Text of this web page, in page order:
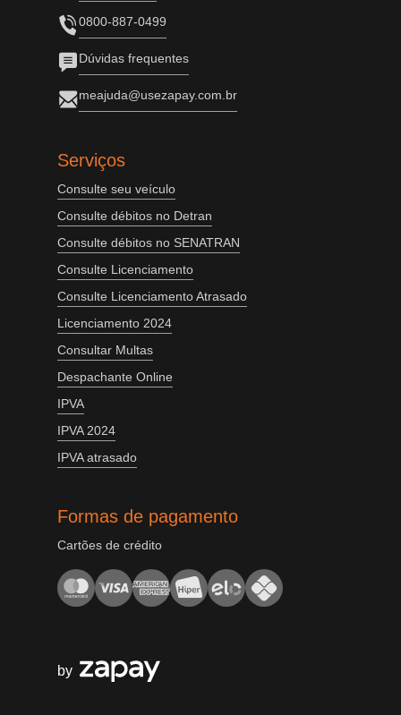
0800-887-0499
Dúvidas frequentes
meajuda@usezapay.com.br
Serviços
Consulte seu veículo
Consulte débitos no Detran
Consulte débitos no SENATRAN
Consulte Licenciamento
Consulte Licenciamento Atrasado
Licenciamento 2024
Consultar Multas
Despachante Online
IPVA
IPVA 2024
IPVA atrasado
Formas de pagamento
Cartões de crédito
by